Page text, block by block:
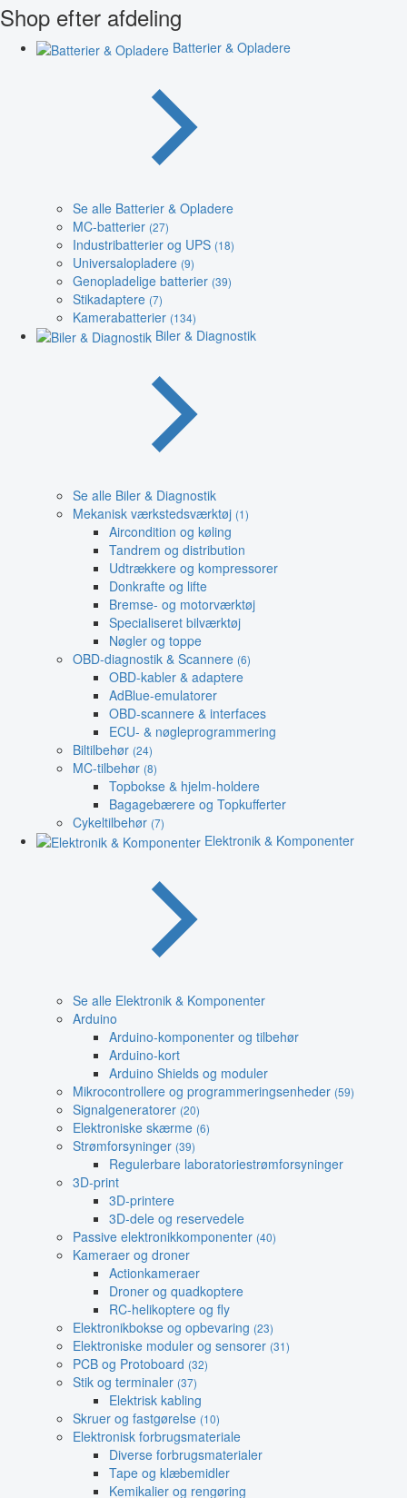
Shop efter afdeling
Batterier & Opladere
Se alle Batterier & Opladere
MC-batterier (27)
Industribatterier og UPS (18)
Universalopladere (9)
Genopladelige batterier (39)
Stikadaptere (7)
Kamerabatterier (134)
Biler & Diagnostik
Se alle Biler & Diagnostik
Mekanisk værkstedsværktøj (1)
Aircondition og køling
Tandrem og distribution
Udtrækkere og kompressorer
Donkrafte og lifte
Bremse- og motorværktøj
Specialiseret bilværktøj
Nøgler og toppe
OBD-diagnostik & Scannere (6)
OBD-kabler & adaptere
AdBlue-emulatorer
OBD-scannere & interfaces
ECU- & nøgleprogrammering
Biltilbehør (24)
MC-tilbehør (8)
Topbokse & hjelm-holdere
Bagagebærere og Topkufferter
Cykeltilbehør (7)
Elektronik & Komponenter
Se alle Elektronik & Komponenter
Arduino
Arduino-komponenter og tilbehør
Arduino-kort
Arduino Shields og moduler
Mikrocontrollere og programmeringsenheder (59)
Signalgeneratorer (20)
Elektroniske skærme (6)
Strømforsyninger (39)
Regulerbare laboratoriestrømforsyninger
3D-print
3D-printere
3D-dele og reservedele
Passive elektronikkomponenter (40)
Kameraer og droner
Actionkameraer
Droner og quadkoptere
RC-helikoptere og fly
Elektronikbokse og opbevaring (23)
Elektroniske moduler og sensorer (31)
PCB og Protoboard (32)
Stik og terminaler (37)
Elektrisk kabling
Skruer og fastgørelse (10)
Elektronisk forbrugsmateriale
Diverse forbrugsmaterialer
Tape og klæbemidler
Kemikalier og rengøring